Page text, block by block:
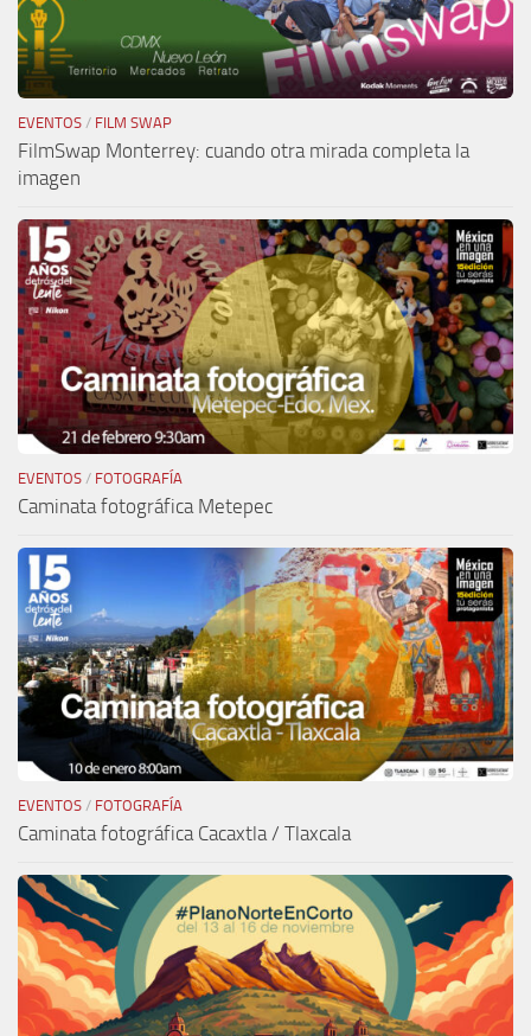
EVENTOS / FILM SWAP
FilmSwap Monterrey: cuando otra mirada completa la
imagen
EVENTOS / FOTOGRAFÍA
Caminata fotográfica Metepec
EVENTOS / FOTOGRAFÍA
Caminata fotográfica Cacaxtla / Tlaxcala